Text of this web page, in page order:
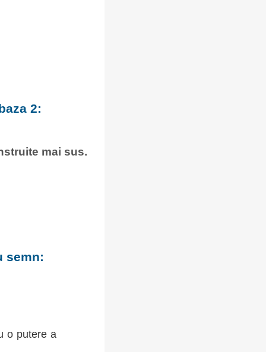
2:
mai sus.
semn:
o putere a